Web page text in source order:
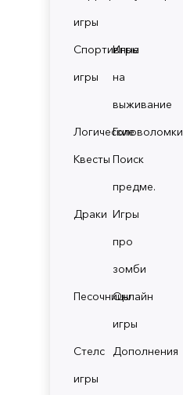
игры
Спортивные
игры
Игры
на
выживание
ЛогическиеГоловоломки
Квесты Поиск
предме.
Драки Игры
про
зомби
ПесочницыОнлайн
игры
Стелс
игры
Дополнения